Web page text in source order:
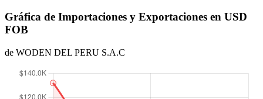
Gráfica de Importaciones y Exportaciones en USD
FOB
de WODEN DEL PERU S.A.C